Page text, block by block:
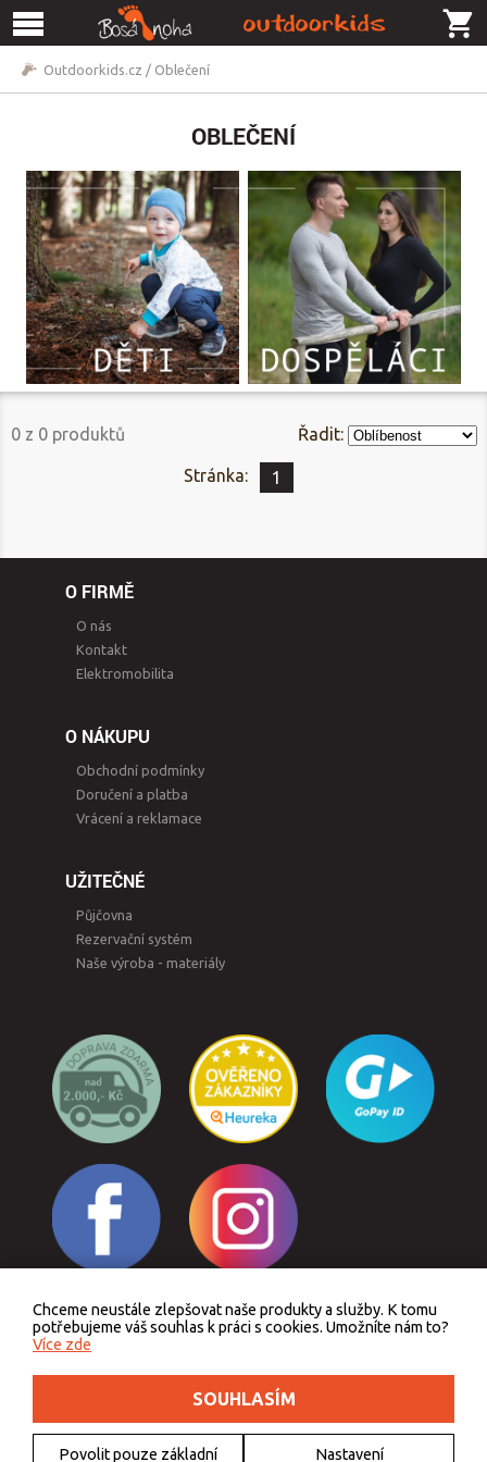
Outdoorkids.cz / Oblečení
OBLEČENÍ
0 z 0 produktů Řadit:
Stránka: 1
O FIRMĚ
O nás
Kontakt
Elektromobilita
O NÁKUPU
Obchodní podmínky
Doručení a platba
Vrácení a reklamace
UŽITEČNÉ
Půjčovna
Rezervační systém
Naše výroba - materiály
Odstoupit od smlouvy
Podle zákona o evidenci tržeb je prodávající povinen vystavit kupujícímu účtenku.
Zároveň je povinen zaevidovat přijatou tržbu u správce daně online, v případě
technického výpadku pak nejpozději do 48 hodin.
Chceme neustále zlepšovat naše produkty a služby. K tomu
potřebujeme váš souhlas k práci s cookies. Umožníte nám to?
Více zde
SOUHLASÍM
Povolit pouze základní Nastavení